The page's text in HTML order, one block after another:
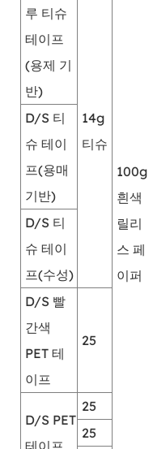
루 티슈
테이프
(용제 기
반)
14g
티슈
100g
흰색
릴리
스 페
이퍼
D/S 티
슈 테이
프(용매
기반)
D/S 티
슈 테이
프(수성)
D/S 빨
간색
PET 테
이프
25
D/S PET
25
25